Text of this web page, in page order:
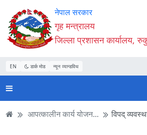
Accessibility
Mode
सुरु
गर्नुहोस्
सामाग्री
पढ्नुहाेस्
नेभिगेसन
पढ्नुहाेस्
वेबसाइट
खोजमा
जानुहोस्
नेपाल सरकार
गृह मन्त्रालय
जिल्ला प्रशासन कार्यालय,
EN डार्क मोड न्यून व्यान्डविथ
आपत्कालीन कार्य योजन... विपद्